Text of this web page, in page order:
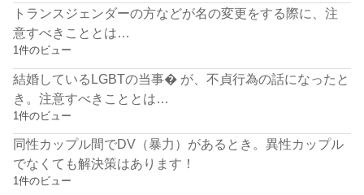
トランスジェンダーの方などが名の変更をする際に、注
意すべきこととは…
1件のビュー
結婚しているLGBTの当事� が、不貞行為の話になったと
き。注意すべきこととは…
1件のビュー
同性カップル間でDV（暴力）があるとき。異性カップル
でなくても解決策はあります！
1件のビュー